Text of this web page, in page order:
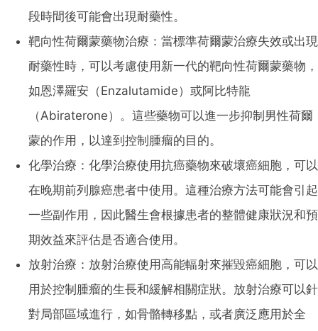
段時間後可能會出現耐藥性。
靶向性荷爾蒙藥物治療：當標準荷爾蒙治療失效或出現
耐藥性時，可以考慮使用新一代的靶向性荷爾蒙藥物，
如恩澤羅安（Enzalutamide）或阿比特龍
（Abiraterone）。這些藥物可以進一步抑制男性荷爾
蒙的作用，以達到控制腫瘤的目的。
化學治療：化學治療使用抗癌藥物來破壞癌細胞，可以
在晚期前列腺癌患者中使用。這種治療方法可能會引起
一些副作用，因此醫生會根據患者的整體健康狀況和預
期效益來評估是否適合使用。
放射治療：放射治療使用高能輻射來摧毀癌細胞，可以
用於控制腫瘤的生長和緩解相關症狀。放射治療可以針
對局部區域進行，如骨骼轉移點，或者廣泛應用於全